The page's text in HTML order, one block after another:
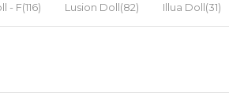
- F(116) Lusion Doll(82) Illua Doll(31)